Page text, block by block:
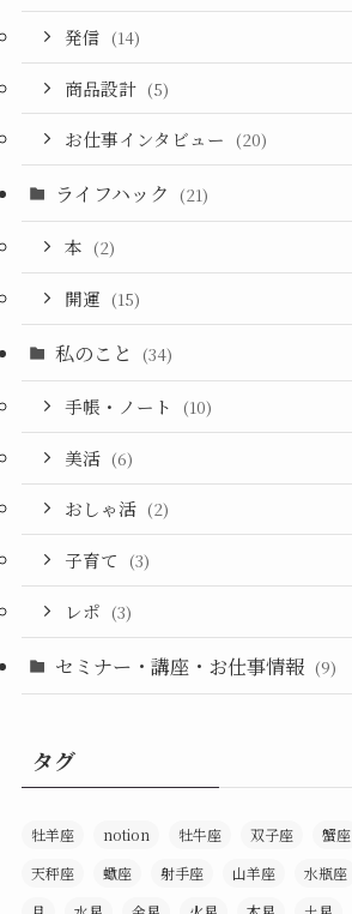
発信 (14)
商品設計 (5)
お仕事インタビュー (20)
ライフハック (21)
本 (2)
開運 (15)
私のこと (34)
手帳・ノート (10)
美活 (6)
おしゃ活 (2)
子育て (3)
レポ (3)
セミナー・講座・お仕事情報 (9)
タグ
牡羊座 notion 牡牛座 双子座 蟹座
天秤座
蠍座 射手座 山羊座 水瓶座